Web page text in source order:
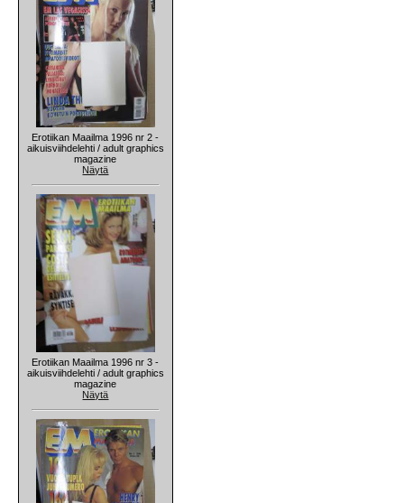
Erotiikan Maailma 1996 nr 2 -
aikuisviihdelehti / adult graphics
magazine
Näytä
Erotiikan Maailma 1996 nr 3 -
aikuisviihdelehti / adult graphics
magazine
Näytä